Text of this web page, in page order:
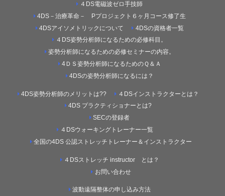
４DS電磁波ゼロ手技師
4DS－治療革命－ Pプロジェクト６ヶ月コース修了生
4DSアイソメトリックについて
4DSの資格者一覧
４DS姿勢分析師になるための必修科目。
姿勢分析師になるための必修セミナーの内容。
4ＤＳ姿勢分析師になるためのＱ＆Ａ
4DSの姿勢分析師になるには？
4DS姿勢分析師のメリットは??
４DSインストラクターとは？
4DS プラクティショナーとは?
SECの登録者
４DSウォーキングトレーナー一覧
全国の4DS 公認ストレッチトレーナー＆インストラクター
４DSストレッチ instructor とは？
お問い合わせ
波動遠隔整体の申し込み方法